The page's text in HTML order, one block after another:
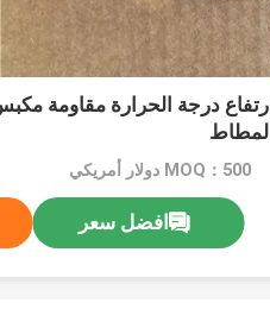
ارتفاع درجة الحرارة مقاومة
المطاط
MOQ：500 دولار أمريكي
افضل سعر